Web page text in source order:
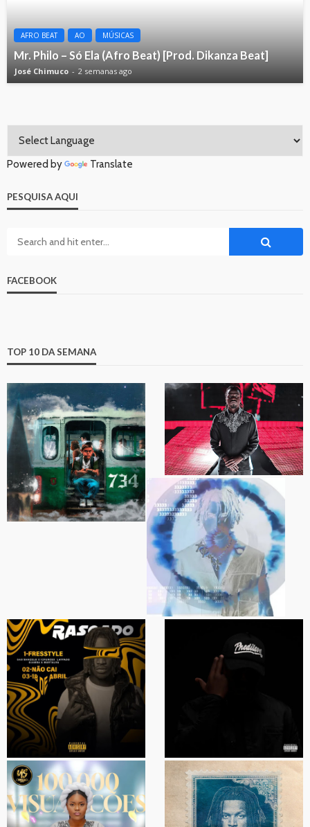
AFRO BEAT AO MÚSICAS
Mr. Philo – Só Ela (Afro Beat) [Prod. Dikanza Beat]
José Chimuco 2 semanas ago
Powered by Translate
PESQUISA AQUI
FACEBOOK
TOP 10 DA SEMANA